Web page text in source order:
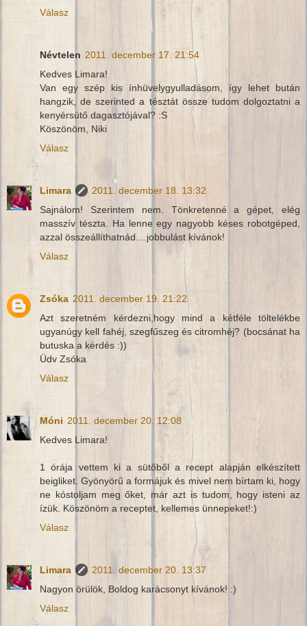
Válasz
Névtelen 2011. december 17. 21:54
Kedves Limara!
Van egy szép kis ínhüvelygyulladásom, így lehet bután
hangzik, de szerinted a tésztát össze tudom dolgoztatni a
kenyérsütő dagasztójával? :S
Köszönöm, Niki
Válasz
Limara
2011. december 18. 13:32
Sajnálom! Szerintem nem. Tönkretenné a gépet, elég
masszív tészta. Ha lenne egy nagyobb késes robotgéped,
azzal összeállíthatnád....jobbulást kívánok!
Válasz
Zsóka 2011. december 19. 21:22
Azt szeretném kérdezni,hogy mind a kétféle töltelékbe
ugyanúgy kell fahéj, szegfűszeg és citromhéj? (bocsánat ha
butuska a kérdés :))
Üdv Zsóka
Válasz
Móni 2011. december 20. 12:08
Kedves Limara!
1 órája vettem ki a sütőből a recept alapján elkészített
beigliket. Gyönyörű a formájuk és mivel nem bírtam ki, hogy
ne kóstoljam meg őket, már azt is tudom, hogy isteni az
ízük. Köszönöm a receptet, kellemes ünnepeket!:)
Válasz
Limara
2011. december 20. 13:37
Nagyon örülök, Boldog karácsonyt kívánok! :)
Válasz